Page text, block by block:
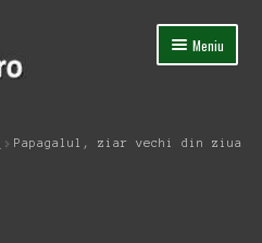
Meniu
Papagalul, ziar vechi din ziua